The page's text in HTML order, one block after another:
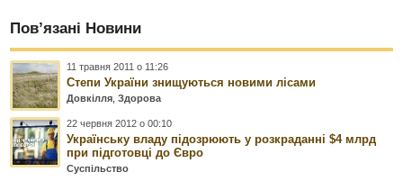
Пов’язані Новини
11 травня 2011 о 11:26
Степи України знищуються новими лісами
Довкілля ,Здорова
22 червня 2012 о 00:10
Українську владу підозрюють у розкраданні $4 млрд
при підготовці до Євро
Суспільство